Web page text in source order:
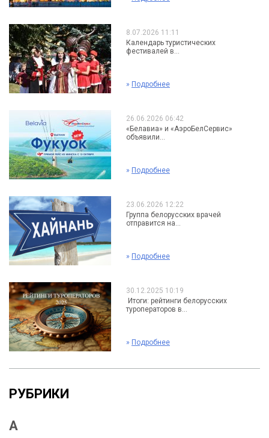
8.07.2026 11:11
Календарь туристических
фестивалей в...
» Подробнее
26.06.2026 06:42
«Белавиа» и «АэроБелСервис»
объявили...
» Подробнее
23.06.2026 12:22
Группа белорусских врачей
отправится на...
» Подробнее
30.12.2025 10:19
Итоги: рейтинги белорусских
туроператоров в...
» Подробнее
РУБРИКИ
А